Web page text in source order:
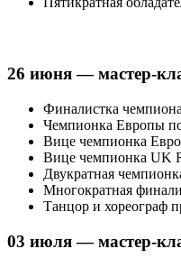
26 июня — мастер-
Финалистка
Чемпионка Европы
Вице чемпионка
Вице чемпионка UK
Двукратная
Многократная
Танцор и хореограф
03 июля — мастер-